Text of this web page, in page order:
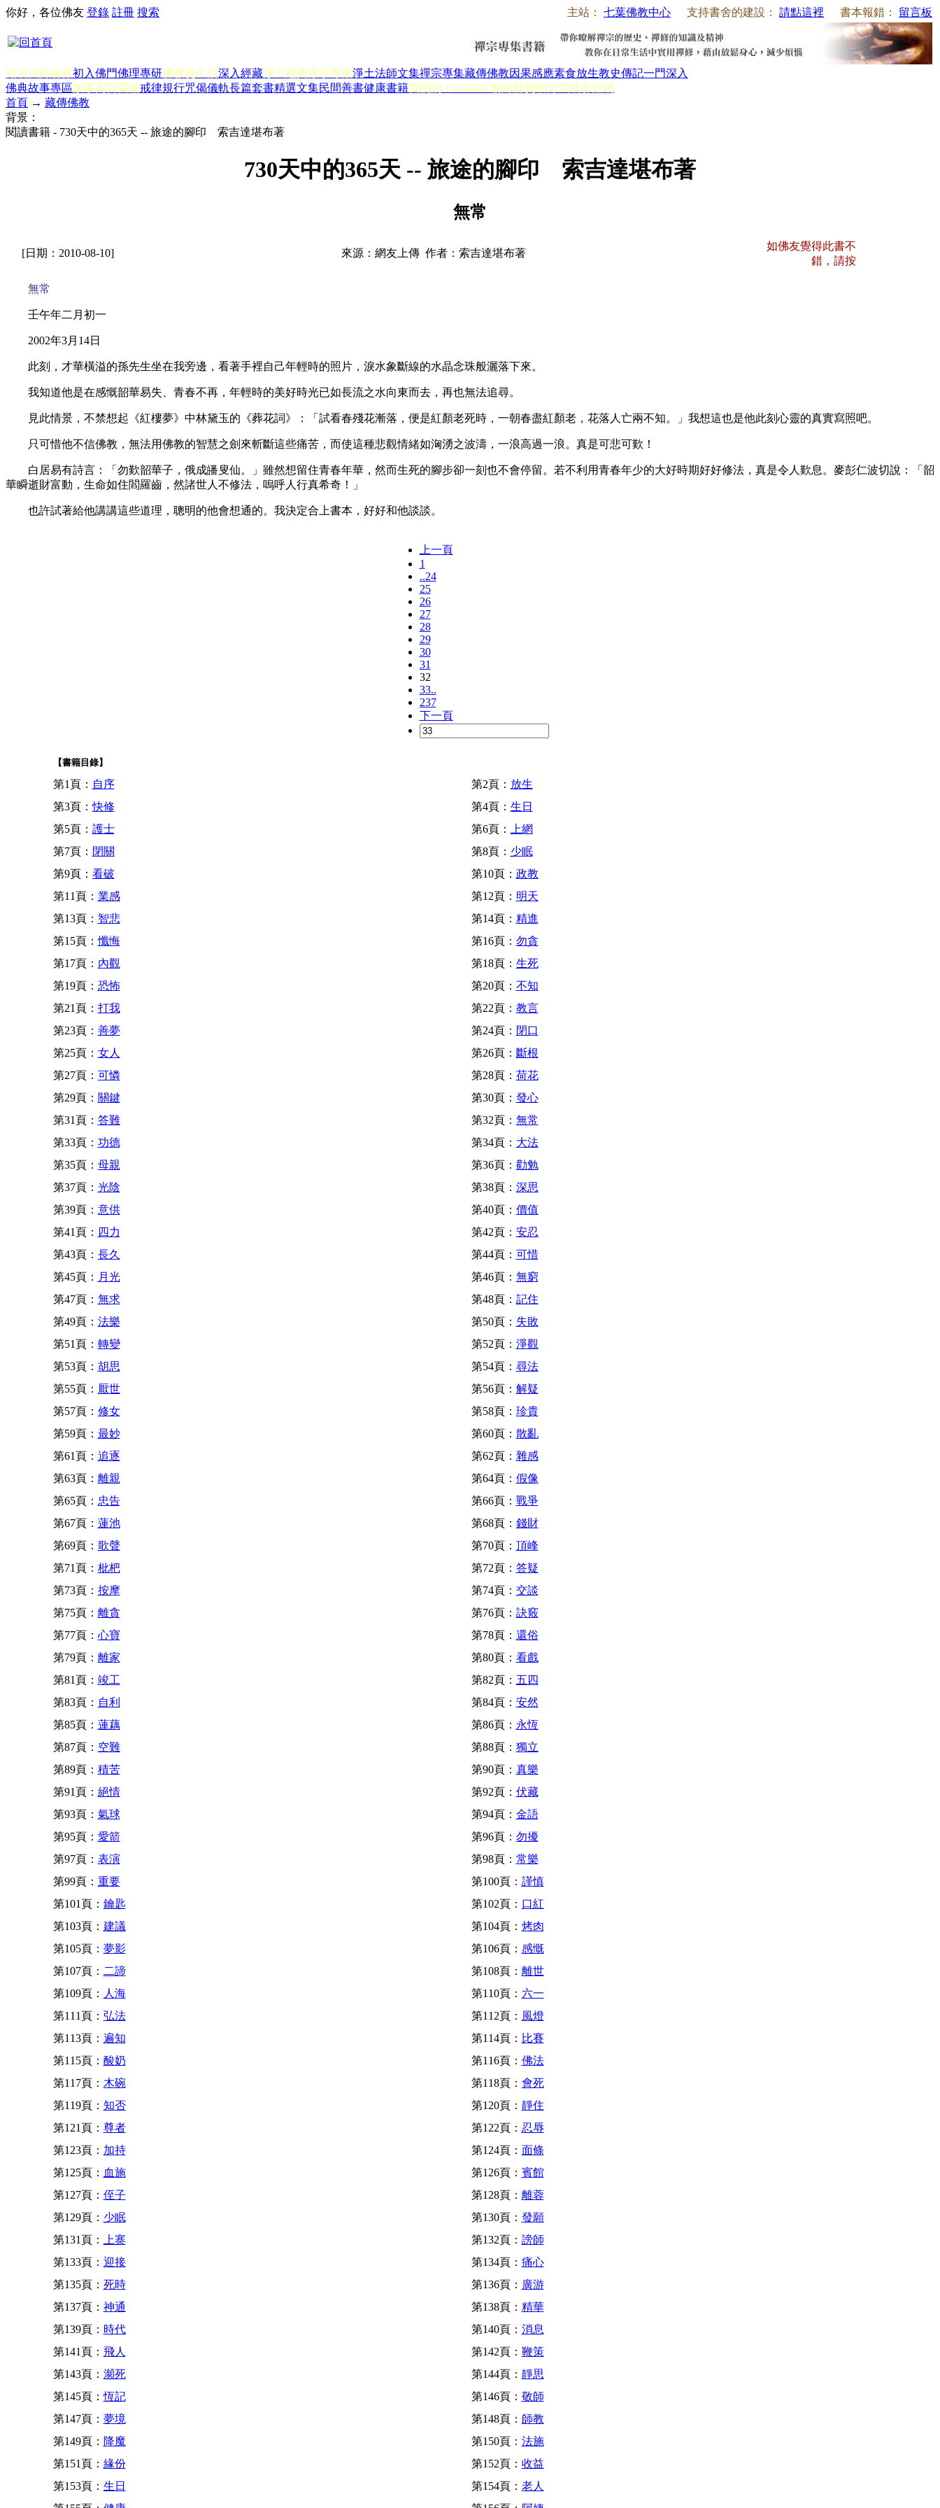
主站： 七葉佛教中心 支持書舍的建設： 請點這裡 書本報錯： 留言板
你好，各位佛友 登錄 註冊 搜索
知名法師著作初入佛門佛理專研佛教徒生活深入經藏淨土經典淨宗專集淨土法師文集禪宗專集藏傳佛教因果感應素食放生教史傳記一門深入
佛典故事專區故事寓言書籍戒律規行咒偈儀軌長篇套書精選文集民間善書健康書籍我們的 Facebook 粉絲群贊助方式戒邪淫網
首頁 → 藏傳佛教
背景：
閱讀書籍 - 730天中的365天 -- 旅途的腳印 索吉達堪布著
730天中的365天 -- 旅途的腳印 索吉達堪布著
無常
[日期：2010-08-10] 來源：網友上傳 作者：索吉達堪布著
如佛友覺得此書不
錯，請按
無常
壬午年二月初一
2002年3月14日
此刻，才華橫溢的孫先生坐在我旁邊，看著手裡自己年輕時的照片，淚水象斷線的水晶念珠般灑落下來。
我知道他是在感慨韶華易失、青春不再，年輕時的美好時光已如長流之水向東而去，再也無法追尋。
見此情景，不禁想起《紅樓夢》中林黛玉的《葬花詞》：「試看春殘花漸落，便是紅顏老死時，一朝春盡紅顏老，花落人亡兩不知。」我想這也是他此刻心靈的真實寫照吧。
只可惜他不信佛教，無法用佛教的智慧之劍來斬斷這些痛苦，而使這種悲觀情緒如洶湧之波濤，一浪高過一浪。真是可悲可歎！
白居易有詩言：「勿歎韶華子，俄成皤叟仙。」雖然想留住青春年華，然而生死的腳步卻一刻也不會停留。若不利用青春年少的大好時期好好修法，真是令人歎息。麥彭仁波切說：「韶
華瞬逝財富動，生命如住閻羅齒，然諸世人不修法，嗚呼人行真希奇！」
也許試著給他講講這些道理，聰明的他會想通的。我決定合上書本，好好和他談談。
上一頁
1
..24
25
26
27
28
29
30
31
32
33..
237
下一頁
【書籍目錄】
第1頁： 自序 第2頁： 放生
第3頁：快修 第4頁： 生日
第5頁： 護士 第6頁：
上網
第7頁： 閉關 第8頁： 少眠
第9頁： 看破 第10頁： 政教
第11頁： 業感 第12頁： 明天
第13頁： 智悲 第14頁： 精進
第15頁：懺悔 第16頁： 勿貪
第17頁： 內觀 第18頁： 生死
第19頁： 恐怖 第20頁： 不知
第21頁： 打我 第22頁： 教言
第23頁： 善夢 第24頁： 閉口
第25頁： 女人 第26頁： 斷根
第27頁： 可憐 第28頁： 荷花
第29頁： 關鍵 第30頁： 發心
第31頁： 答難 第32頁： 無常
第33頁： 功德 第34頁： 大法
第35頁： 母親 第36頁： 勸勉
第37頁： 光陰 第38頁： 深思
第39頁： 意供 第40頁： 價值
第41頁： 四力 第42頁： 安忍
第43頁： 長久 第44頁： 可惜
第45頁： 月光 第46頁： 無窮
第47頁： 無求 第48頁： 記住
第49頁： 法樂 第50頁： 失敗
第51頁： 轉變 第52頁： 淨觀
第53頁： 胡思 第54頁： 尋法
第55頁： 厭世 第56頁： 解疑
第57頁： 修女 第58頁： 珍貴
第59頁： 最妙 第60頁： 散亂
第61頁： 追逐 第62頁： 雜感
第63頁： 離親 第64頁： 假像
第65頁： 忠告 第66頁： 戰爭
第67頁： 蓮池 第68頁： 錢財
第69頁： 歌聲 第70頁： 頂峰
第71頁： 枇杷 第72頁： 答疑
第73頁： 按摩 第74頁： 交談
第75頁： 離貪 第76頁： 訣竅
第77頁： 心寶 第78頁： 還俗
第79頁： 離家 第80頁： 看戲
第81頁： 竣工 第82頁： 五四
第83頁： 自利 第84頁： 安然
第85頁： 蓮藕 第86頁： 永恆
第87頁： 空難 第88頁： 獨立
第89頁： 積苦 第90頁： 真樂
第91頁： 絕情 第92頁： 伏藏
第93頁： 氣球 第94頁： 金語
第95頁： 愛箭 第96頁： 勿擾
第97頁： 表演 第98頁： 常樂
第99頁： 重要 第100頁： 謹慎
第101頁： 鑰匙 第102頁： 口紅
第103頁： 建議 第104頁： 烤肉
第105頁： 夢影 第106頁： 感慨
第107頁： 二諦 第108頁： 離世
第109頁： 人海 第110頁： 六一
第111頁： 弘法 第112頁： 風燈
第113頁： 遍知 第114頁： 比賽
第115頁： 酸奶 第116頁： 佛法
第117頁： 木碗 第118頁： 會死
第119頁： 知否 第120頁： 靜住
第121頁： 尊者 第122頁： 忍辱
第123頁： 加持 第124頁： 面條
第125頁： 血施 第126頁： 賓館
第127頁： 侄子 第128頁： 離蓉
第129頁： 少眠 第130頁： 發願
第131頁：
上寨 第132頁： 謗師
第133頁： 迎接 第134頁： 痛心
第135頁： 死時 第136頁： 廣游
第137頁： 神通 第138頁： 精華
第139頁： 時代 第140頁： 消息
第141頁： 飛人 第142頁： 鞭策
第143頁： 瀕死 第144頁： 靜思
第145頁：恆記 第146頁： 敬師
第147頁： 夢境 第148頁： 師教
第149頁： 降魔 第150頁： 法施
第151頁： 緣份 第152頁： 收益
第153頁： 生日 第154頁： 老人